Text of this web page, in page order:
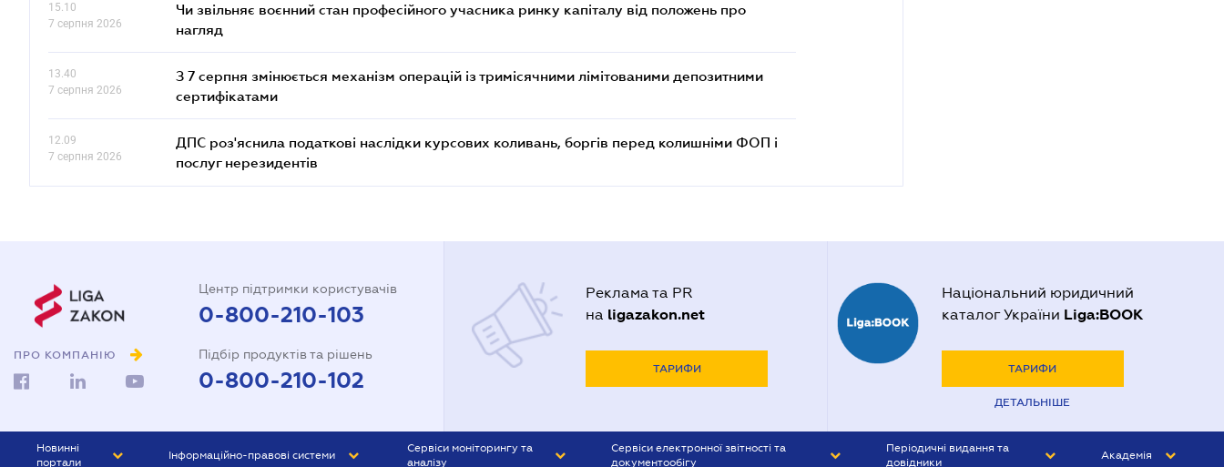
15.10
7 серпня 2026
Чи звільняє воєнний стан професійного учасника ринку капіталу від положень про
нагляд
13.40
7 серпня 2026
З 7 серпня змінюється механізм операцій із тримісячними лімітованими депозитними
сертифікатами
12.09
7 серпня 2026
ДПС роз'яснила податкові наслідки курсових коливань, боргів перед колишніми ФОП і
послуг нерезидентів
ПРО КОМПАНІЮ
Центр підтримки користувачів
0-800-210-103
Підбір продуктів та рішень
0-800-210-102
Реклама та PR
на ligazakon.net
ТАРИФИ
Національний юридичний
каталог України Liga:BOOK
ТАРИФИ
ДЕТАЛЬНІШЕ
Новинні
портали
Інформаційно-правові системи
Сервіси моніторингу та
аналізу
Сервіси електронної звітності та
документообігу
Періодичні видання та
довідники
Академія